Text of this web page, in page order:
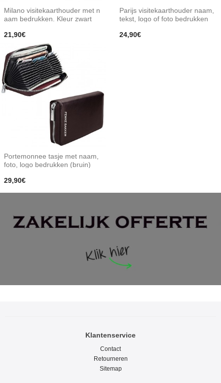
Milano visitekaarthouder met n
aam bedrukken. Kleur zwart
21,90€
Parijs visitekaarthouder naam,
tekst, logo of foto bedrukken
24,90€
Portemonnee tasje met naam,
foto, logo bedrukken (bruin)
29,90€
Klantenservice
Contact
Retourneren
Sitemap